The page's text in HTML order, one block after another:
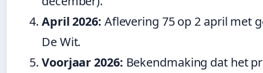
April 2026: Aflevering 75 op 2 april met
De Wit.
Voorjaar 2026: Bekendmaking dat het